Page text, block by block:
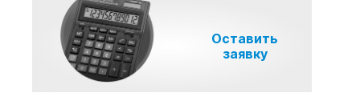
Оставить
заявку